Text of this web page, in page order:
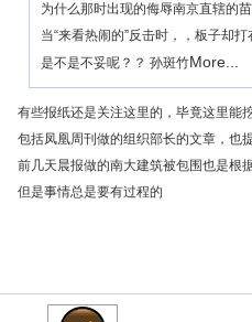
为什么那时出现的侮辱南京直辖的
当“来看热闹的”反击时，，板子却打
是不是不妥呢？？ 孙斑竹More...
有些报纸还是关注这里的，毕竟这里能
包括凤凰周刊做的组织部长的文章，也
前几天晨报做的南大建筑被包围也是根
但是事情总是要有过程的